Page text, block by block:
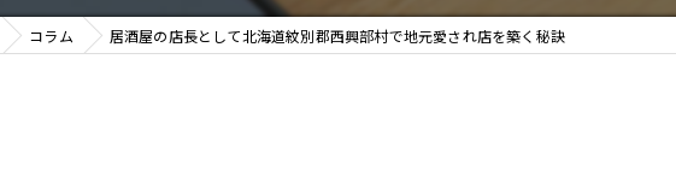
コラム 居酒屋の店長として北海道紋別郡西興部村で地元愛され店を築く秘訣